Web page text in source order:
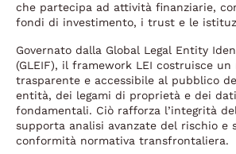
che partecipa ad attività finanziarie,
fondi di investimento, i trust e le
Governato dalla Global Legal Entity
(GLEIF), il framework LEI costruisce un
trasparente e accessibile al pubblico
entità, dei legami di proprietà e dei
fondamentali. Ciò rafforza l’integrità
supporta analisi avanzate del rischio e
conformità normativa transfrontaliera.